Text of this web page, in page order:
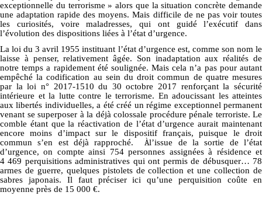
exceptionnelle du terrorisme » alors que la situation concrète demande
une adaptation rapide des moyens. Mais difficile de ne pas voir toutes
les curiosités, voire maladresses, qui ont guidé l’exécutif dans
l’évolution des dispositions liées à l’état d’urgence.
La loi du 3 avril 1955 instituant l’état d’urgence est, comme son nom le
laisse à penser, relativement âgée. Son inadaptation aux réalités de
notre temps a rapidement été soulignée. Mais cela n’a pas pour autant
empêché la codification au sein du droit commun de quatre mesures
par la loi n° 2017-1510 du 30 octobre 2017 renforçant la sécurité
intérieure et la lutte contre le terrorisme. En adoucissant les atteintes
aux libertés individuelles, a été créé un régime exceptionnel permanent
venant se superposer à la déjà colossale procédure pénale terroriste. Le
comble étant que la réactivation de l’état d’urgence aurait maintenant
encore moins d’impact sur le dispositif français, puisque le droit
commun s’en est déjà rapproché. Àl’issue de la sortie de l’état
d’urgence, on compte ainsi 754 personnes assignées à résidence et
4 469 perquisitions administratives qui ont permis de débusquer… 78
armes de guerre, quelques pistolets de collection et une collection de
sabres japonais. Il faut préciser ici qu’une perquisition coûte en
moyenne près de 15 000 €.